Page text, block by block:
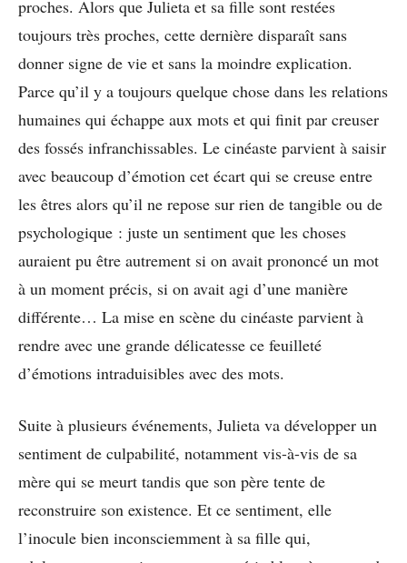
proches. Alors que Julieta et sa fille sont restées
toujours très proches, cette dernière disparaît sans
donner signe de vie et sans la moindre explication.
Parce qu’il y a toujours quelque chose dans les relations
humaines qui échappe aux mots et qui finit par creuser
des fossés infranchissables. Le cinéaste parvient à saisir
avec beaucoup d’émotion cet écart qui se creuse entre
les êtres alors qu’il ne repose sur rien de tangible ou de
psychologique : juste un sentiment que les choses
auraient pu être autrement si on avait prononcé un mot
à un moment précis, si on avait agi d’une manière
différente… La mise en scène du cinéaste parvient à
rendre avec une grande délicatesse ce feuilleté
d’émotions intraduisibles avec des mots.
Suite à plusieurs événements, Julieta va développer un
sentiment de culpabilité, notamment vis-à-vis de sa
mère qui se meurt tandis que son père tente de
reconstruire son existence. Et ce sentiment, elle
l’inocule bien inconsciemment à sa fille qui,